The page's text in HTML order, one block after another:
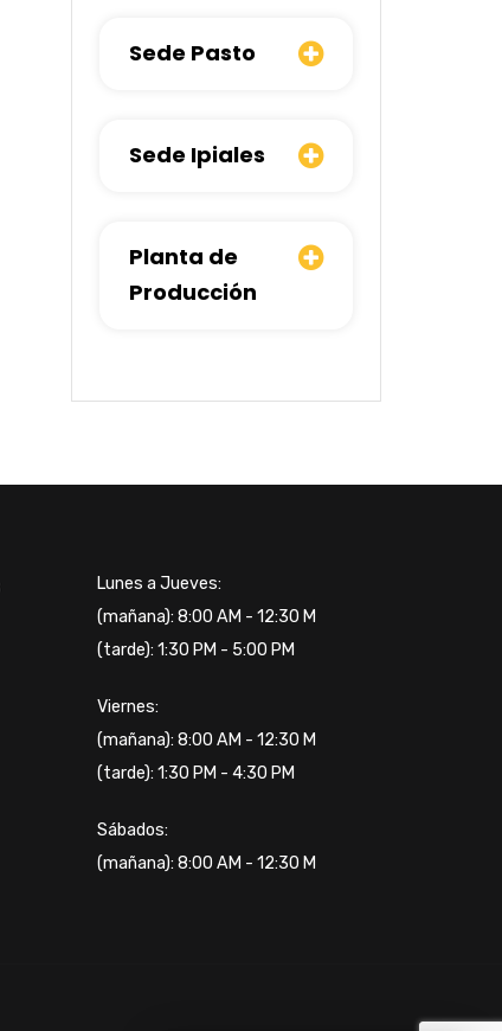
Sede Pasto
Sede Ipiales
Planta de
Producción
Lunes a Jueves:
(mañana): 8:00 AM - 12:30 M
(tarde): 1:30 PM - 5:00 PM
Viernes:
(mañana): 8:00 AM - 12:30 M
(tarde): 1:30 PM - 4:30 PM
Sábados:
(mañana): 8:00 AM - 12:30 M